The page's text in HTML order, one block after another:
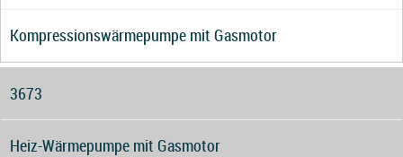
Kompressionswärmepumpe mit Gasmotor
3673
Heiz-Wärmepumpe mit Gasmotor